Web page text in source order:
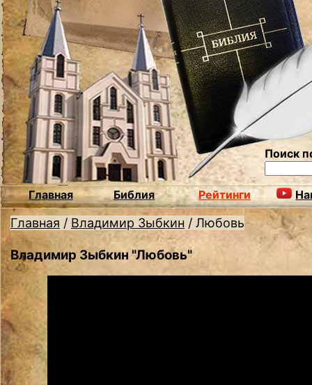
Поиск
Главная Библия Рейтинги
Главная / Владимир Зыбкин / Любовь
Владимир Зыбкин "Любовь"